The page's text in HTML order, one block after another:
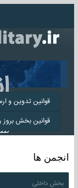
قوانین تدوین و
قوانین بخش بروز
انجمن ها
بخش داخلی